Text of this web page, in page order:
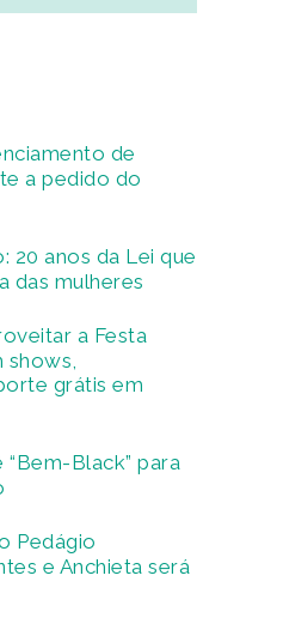
de
a pedido do
20 anos da Lei que
das mulheres
a Festa
grátis em
Black” para
Pedágio
e Anchieta será